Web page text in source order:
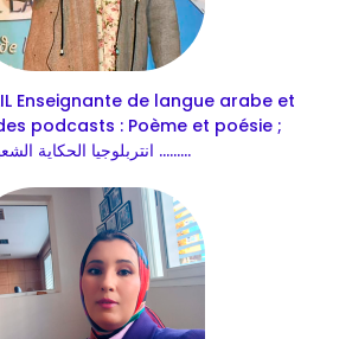
Enseignante de langue arabe et
podcasts : Poème et poésie ;
انتربلوجيا الحكاية الشعبية .........